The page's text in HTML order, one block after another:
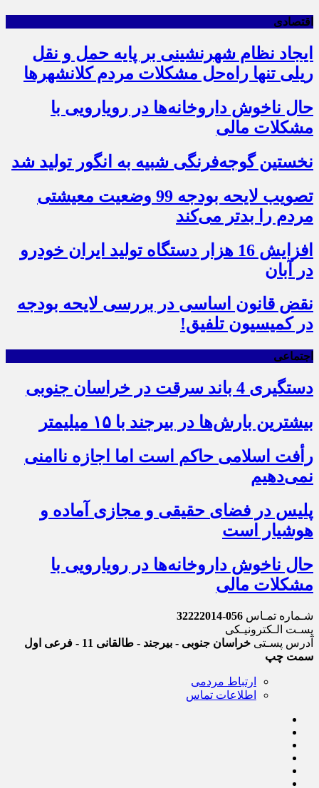
اقتصادی
ایجاد نظام شهرنشینی بر پایه حمل و نقل
ریلی تنها راه‌حل مشکلات مردم کلانشهرها
حال ناخوش داروخانه‌ها در رویارویی با
مشکلات مالی
نخستین گوجه‌فرنگی شبیه به انگور تولید شد
تصویب لایحه بودجه 99 وضعیت معیشتی
مردم را بدتر می‌کند
افزایش 16 هزار دستگاه تولید ایران خودرو
در آبان
نقض قانون اساسی در بررسی لایحه بودجه
در کمیسیون تلفیق!
اجتماعی
دستگیری 4 باند سرقت در خراسان جنوبی
بیشترین بارش‌ها در بیرجند با ۱۵ میلیمتر
رأفت اسلامی حاکم است اما اجازه ناامنی
نمی‌دهیم
پلیس در فضای حقیقی و مجازی آماده و
هوشیار است
حال ناخوش داروخانه‌ها در رویارویی با
مشکلات مالی
شـماره تمـاس 056-32222014
پسـت الـکترونیـکی
آدرس پسـتی
خراسان جنوبی - بیرجند - طالقانی 11 - فرعی اول
سمت چپ
ارتباط مردمی
اطلاعات تماس